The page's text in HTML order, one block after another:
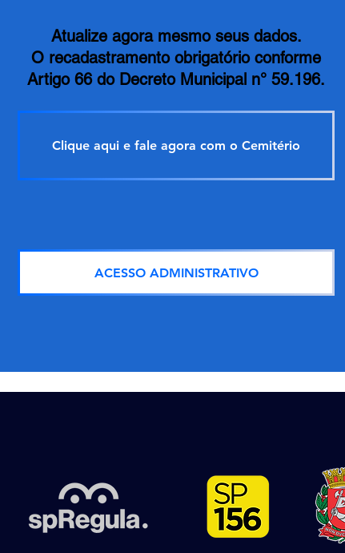
Atualize agora mesmo seus dados.
O recadastramento obrigatório conforme
Artigo 66 do Decreto Municipal n° 59.196.
Clique aqui e fale agora com o Cemitério
ACESSO ADMINISTRATIVO